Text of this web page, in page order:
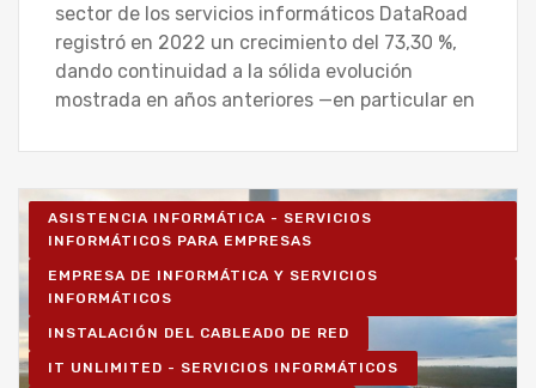
sector de los servicios informáticos DataRoad
registró en 2022 un crecimiento del 73,30 %,
dando continuidad a la sólida evolución
mostrada en años anteriores —en particular en
ASISTENCIA INFORMÁTICA - SERVICIOS
INFORMÁTICOS PARA EMPRESAS
EMPRESA DE INFORMÁTICA Y SERVICIOS
INFORMÁTICOS
INSTALACIÓN DEL CABLEADO DE RED
IT UNLIMITED - SERVICIOS INFORMÁTICOS